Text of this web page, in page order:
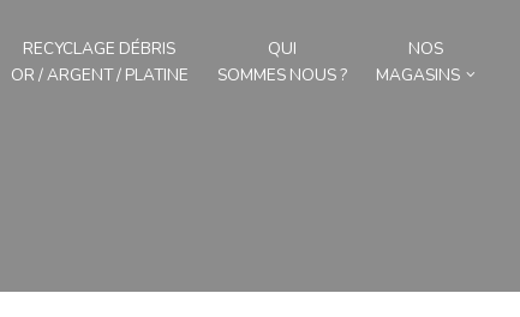
RECYCLAGE DÉBRIS
OR / ARGENT / PLATINE
QUI
SOMMES NOUS ?
NOS
MAGASINS